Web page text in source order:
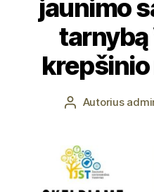
jaunimo
ĮrašoAutorius